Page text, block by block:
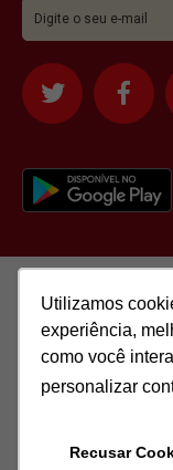
Utilizamos
experiência,
como você
personalizar
Recusar
Utilizamos
experiência,
como você
personalizar
Recusar